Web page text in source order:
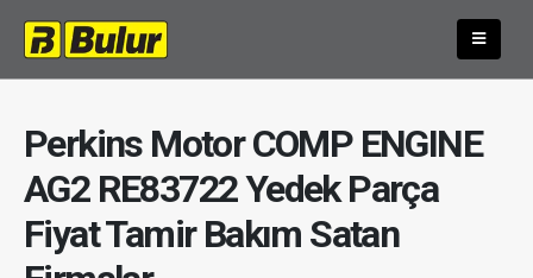
Perkins Motor COMP ENGINE
AG2 RE83722 Yedek Parça
Fiyat Tamir Bakım Satan